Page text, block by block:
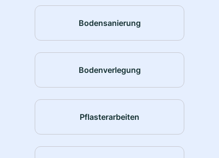
Bodensanierung
Bodenverlegung
Pflasterarbeiten